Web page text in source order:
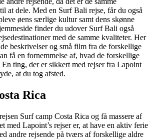
at dele. Med en Surf Bali rejse, får du også
øens særlige kultur samt dens skønne
finder du udover Surf Bali også
med de samme kvaliteter. Her
beskrivelser og små film fra de forskellige
få en fornemmelse af, hvad de forskellige
ting, der er sikkert med rejser fra Lapoint
at du tog afsted.
Rica
Surf camp Costa Rica og få massere af
med Lapoint’s rejser er, at have en aktiv ferie
andre rejsende på tværs af forskellige aldre